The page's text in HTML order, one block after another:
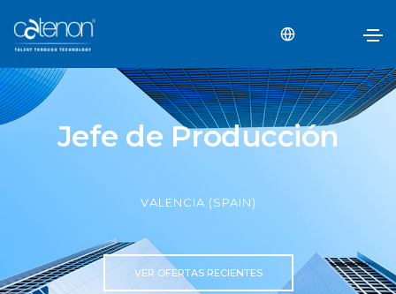
Jefe de Producción
VALENCIA (SPAIN)
VER OFERTAS RECIENTES